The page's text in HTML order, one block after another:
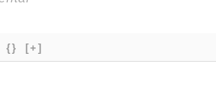
{} [+]